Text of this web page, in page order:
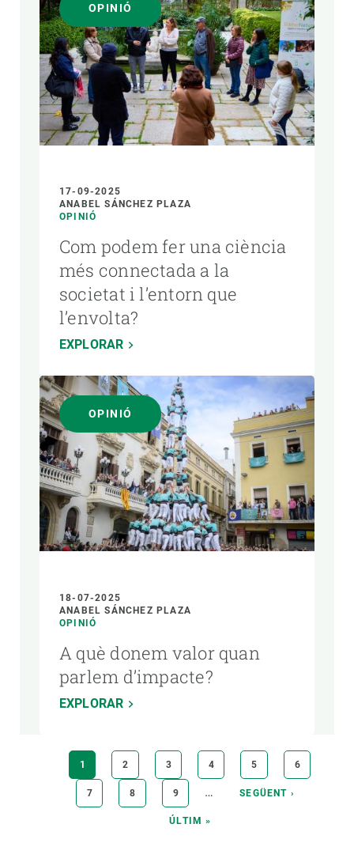
OPINIÓ
17-09-2025
ANABEL SÁNCHEZ PLAZA
OPINIÓ
Com podem fer una ciència
més connectada a la
societat i l’entorn que
l’envolta?
EXPLORAR
OPINIÓ
18-07-2025
ANABEL SÁNCHEZ PLAZA
OPINIÓ
A què donem valor quan
parlem d’impacte?
EXPLORAR
PÀGINA
ACTUAL
1 PÀGINA
2 PÀGINA
3 PÀGINA
4 PÀGINA
5 PÀGINA
6
PÀGINA
7 PÀGINA
8 PÀGINA
9 …
PÀGINA
SEGÜENT ›
ÚLTIMA
ÚLTIM »